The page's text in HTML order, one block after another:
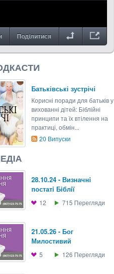
Поділитися
Батьківські зустрічі
Корисні поради для батьків у
вихованні дітей: Біблійні
принципи та їх втілення на
практиці, обмін...
20 Випуски
28.10.24 - Визначнi
постатi Бiблiї
12 715 Перегляди
21.05.26 - Бог
Милостивий
5 126 Перегляди